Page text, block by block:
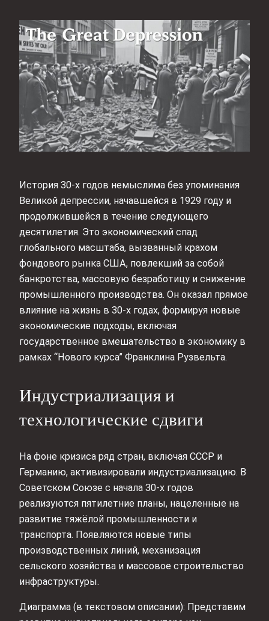
История 30-х годов немыслима без упоминания
Великой депрессии, начавшейся в 1929 году и
продолжившейся в течение следующего
десятилетия. Это экономический спад
глобального масштаба, вызванный крахом
фондового рынка США, повлекший за собой
банкротства, массовую безработицу и снижение
промышленного производства. Он оказал прямое
влияние на жизнь в 30-х годах, формируя новые
экономические подходы, включая
государственное вмешательство в экономику в
рамках “Нового курса” Франклина Рузвельта.
Индустриализация и
технологические сдвиги
На фоне кризиса ряд стран, включая СССР и
Германию, активизировали индустриализацию. В
Советском Союзе с начала 30-х годов
реализуются пятилетние планы, нацеленные на
развитие тяжёлой промышленности и
транспорта. Появляются новые типы
производственных линий, механизация
сельского хозяйства и массовое строительство
инфраструктуры.
Диаграмма (в текстовом описании): Представим